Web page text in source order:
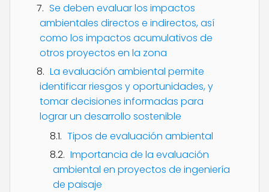
Se deben evaluar los impactos
ambientales directos e indirectos, así
como los impactos acumulativos de
otros proyectos en la zona
La evaluación ambiental permite
identificar riesgos y oportunidades, y
tomar decisiones informadas para
lograr un desarrollo sostenible
Tipos de evaluación ambiental
Importancia de la evaluación
ambiental en proyectos de ingeniería
de paisaje